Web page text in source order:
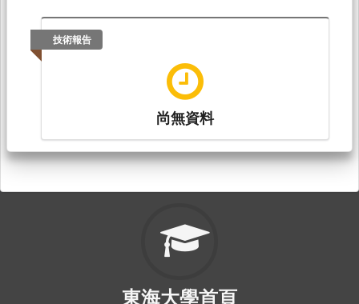
技術報告
尚無資料
東海大學首頁